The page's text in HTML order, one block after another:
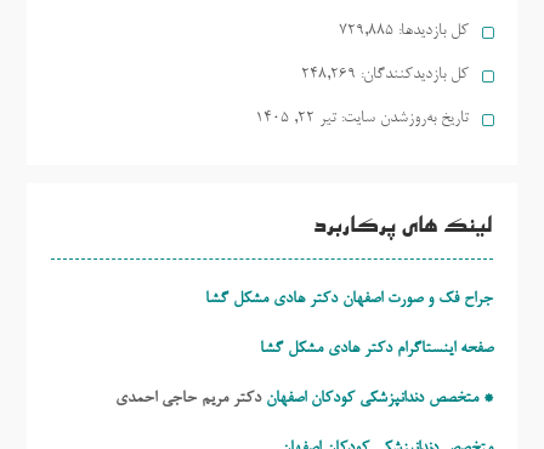
کل بازدیدها: 729,885
کل بازدیدکنند‌گان: 248,269
تاریخ به‌روزشدن سایت: تیر ۲۲, ۱۴۰۵
لینک های پرکاربرد
جراح فک و صورت اصفهان دکتر هادی مشکل گشا
صفحه اینستاگرام دکتر هادی مشکل گشا
* متخصص دندانپزشکی کودکان اصفهان دکتر مریم حاجی احمدی